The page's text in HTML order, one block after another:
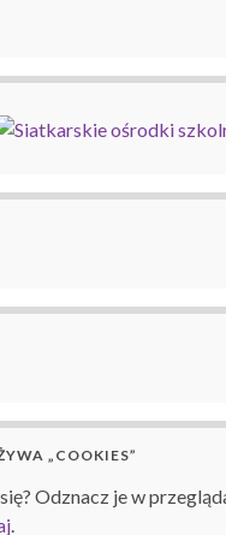
„COOKIES”
Odznacz je w
.